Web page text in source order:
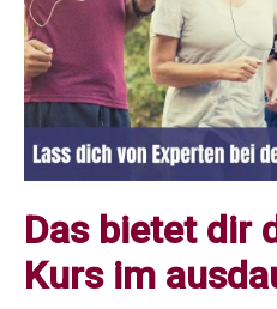
Das bietet dir
Kurs im